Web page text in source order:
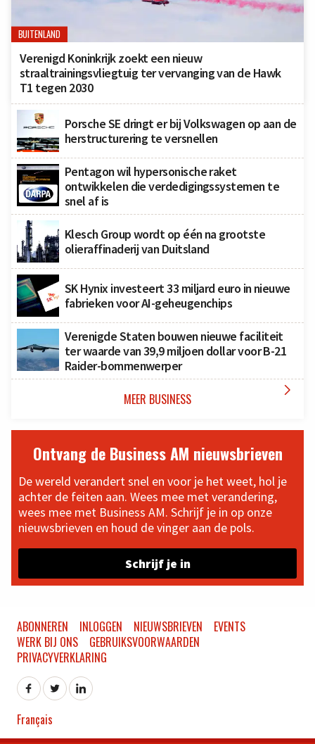
BUITENLAND
Verenigd Koninkrijk zoekt een nieuw
straaltrainingsvliegtuig ter vervanging van de Hawk
T1 tegen 2030
Porsche SE dringt er bij Volkswagen op aan de
herstructurering te versnellen
Pentagon wil hypersonische raket
ontwikkelen die verdedigingssystemen te
snel af is
Klesch Group wordt op één na grootste
olieraffinaderij van Duitsland
SK Hynix investeert 33 miljard euro in nieuwe
fabrieken voor AI-geheugenchips
Verenigde Staten bouwen nieuwe faciliteit
ter waarde van 39,9 miljoen dollar voor B-21
Raider-bommenwerper
MEER BUSINESS 
Ontvang de Business AM nieuwsbrieven
De wereld verandert snel en voor je het weet, hol je
achter de feiten aan. Wees mee met verandering,
wees mee met Business AM. Schrijf je in op onze
nieuwsbrieven en houd de vinger aan de pols.
Schrijf je in
ABONNEREN INLOGGEN NIEUWSBRIEVEN
EVENTS
WERK BIJ ONS
GEBRUIKSVOORWAARDEN
PRIVACYVERKLARING
Français